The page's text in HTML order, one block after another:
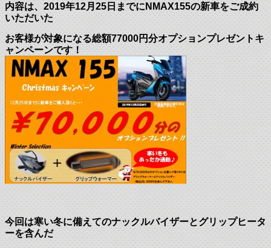
内容は、2019年12月25日までにNMAX155の新車をご成約
いただいた
お客様が対象になる総額77000円分オプションプレゼントキ
ャンペーンです！
今回は寒い冬に備えてのナックルバイザーとグリップヒータ
ーを含んだ